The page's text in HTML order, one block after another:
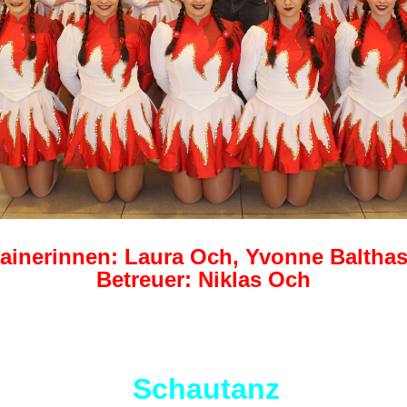
Laura Och, Yvonne
Betreuer: Niklas Och
Schautanz